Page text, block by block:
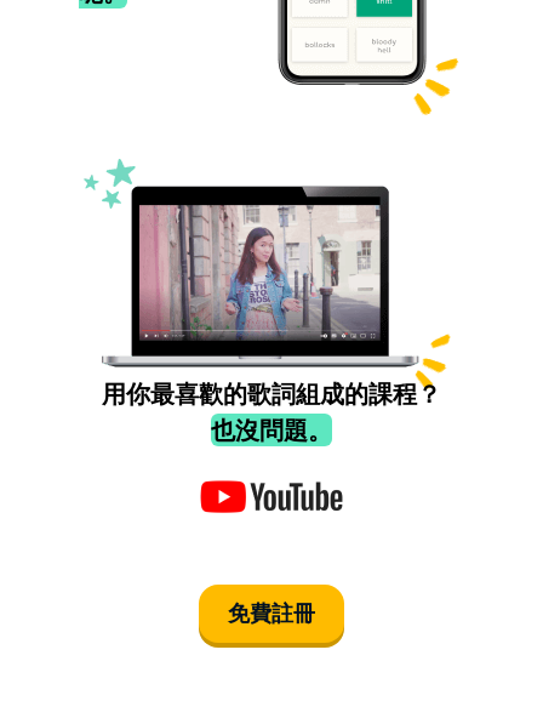
用你最喜歡的歌詞組成的課程？
也沒問題。
免費註冊